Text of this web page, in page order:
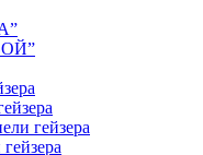
гейзера